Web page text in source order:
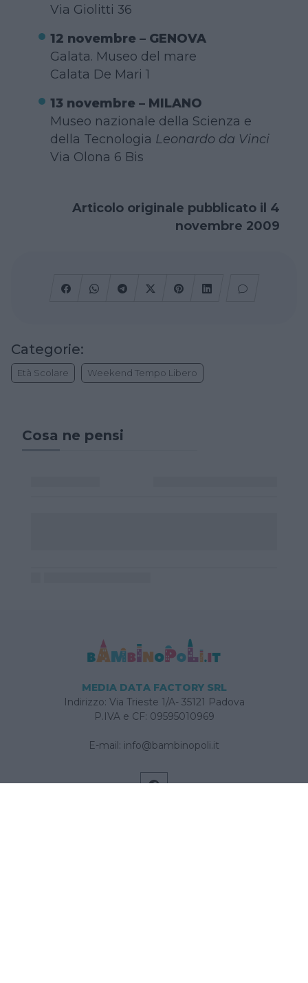
Via Giolitti 36
12 novembre – GENOVA
Galata. Museo del mare
Calata De Mari 1
13 novembre – MILANO
Museo nazionale della Scienza e
della Tecnologia Leonardo da Vinci
Via Olona 6 Bis
Articolo originale pubblicato il 4
novembre 2009
Categorie:
Età Scolare Weekend Tempo Libero
Cosa ne pensi
MEDIA DATA FACTORY SRL
Indirizzo: Via Trieste 1/A- 35121 Padova
P.IVA e CF: 09595010969
E-mail: info@bambinopoli.it